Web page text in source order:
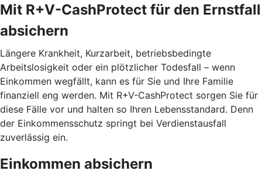
Mit R+V-CashProtect für den Ernstfall
absichern
Längere Krankheit, Kurzarbeit, betriebsbedingte
Arbeitslosigkeit oder ein plötzlicher Todesfall – wenn
Einkommen wegfällt, kann es für Sie und Ihre Familie
finanziell eng werden. Mit R+V-CashProtect sorgen Sie für
diese Fälle vor und halten so Ihren Lebensstandard. Denn
der Einkommensschutz springt bei Verdienstausfall
zuverlässig ein.
Einkommen absichern